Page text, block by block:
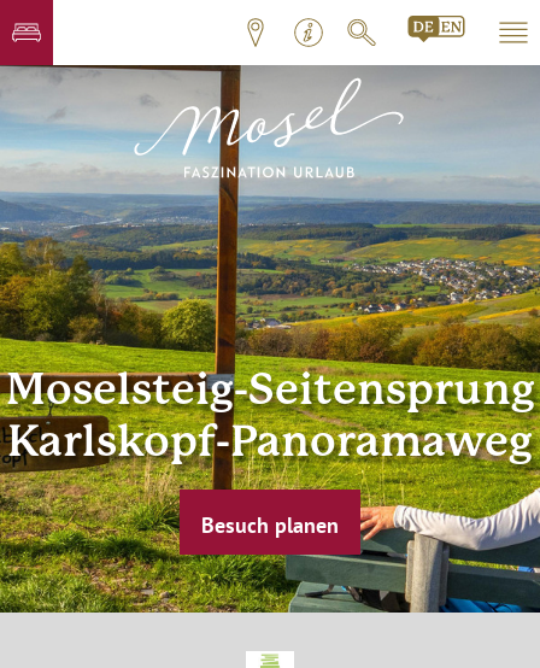
Moselsteig-Seitensprung
Karlskopf-Panoramaweg
Besuch planen